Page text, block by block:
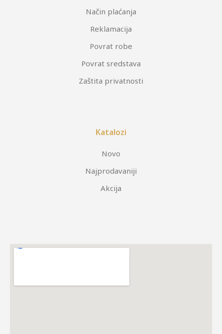
Način plaćanja
Reklamacija
Povrat robe
Povrat sredstava
Zaštita privatnosti
Katalozi
Novo
Najprodavaniji
Akcija